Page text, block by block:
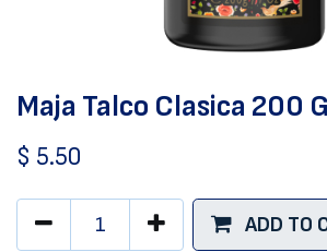
Maja Talco Clasica 200
$ 5.50
ADD TO